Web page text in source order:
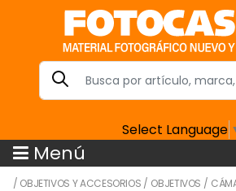
Select Language
Menú
/ OBJETIVOS Y ACCESORIOS / OBJETIVOS /